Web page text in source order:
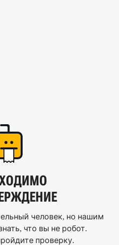
человек, но нашим
что вы не робот.
проверку.